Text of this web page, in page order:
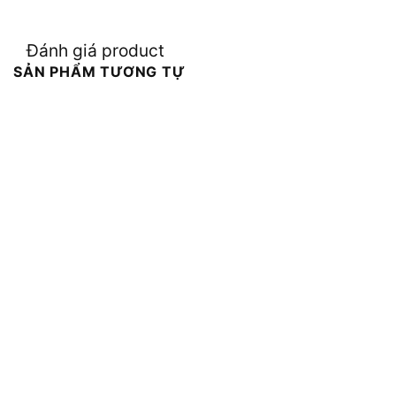
Đánh giá product
SẢN PHẨM TƯƠNG TỰ